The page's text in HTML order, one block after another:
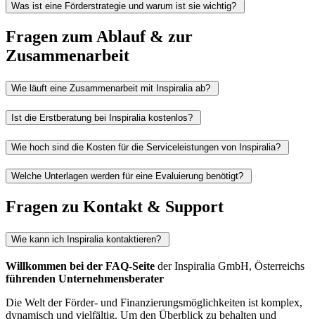
Was ist eine Förderstrategie und warum ist sie wichtig?
Fragen zum Ablauf & zur
Zusammenarbeit
Wie läuft eine Zusammenarbeit mit Inspiralia ab?
Ist die Erstberatung bei Inspiralia kostenlos?
Wie hoch sind die Kosten für die Serviceleistungen von Inspiralia?
Welche Unterlagen werden für eine Evaluierung benötigt?
Fragen zu Kontakt & Support
Wie kann ich Inspiralia kontaktieren?
Willkommen bei der FAQ-Seite der Inspiralia GmbH, Österreichs
führenden Unternehmensberater
Die Welt der Förder- und Finanzierungsmöglichkeiten ist komplex,
dynamisch und vielfältig. Um den Überblick zu behalten und